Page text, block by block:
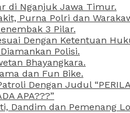
di Nganjuk Jawa Timur.
Purna Polri dan
3 Pilar.
Dengan Ketentuan
Polisi.
Bhayangkara.
dan Fun Bike.
Dengan Judul
APA???”
Dandim dan Pemenang